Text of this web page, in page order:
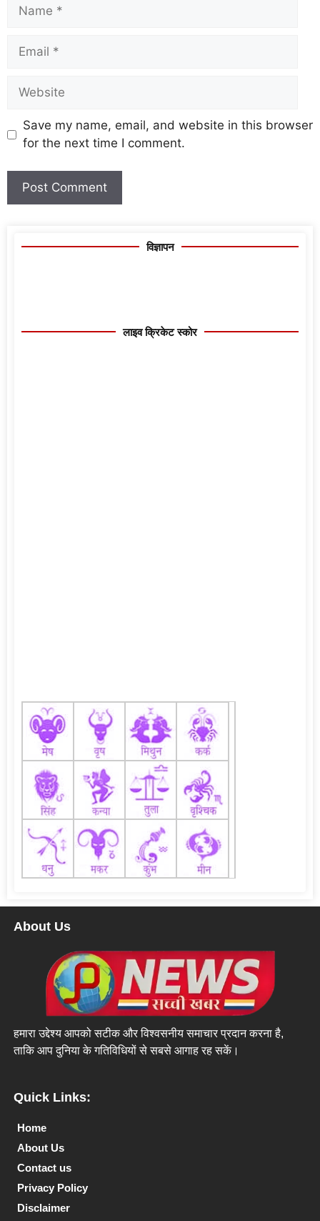
Save my name, email, and website in this browser
for the next time I comment.
विज्ञापन
लाइव क्रिकेट स्कोर
About Us
हमारा उद्देश्य आपको सटीक और विश्वसनीय समाचार प्रदान करना है,
ताकि आप दुनिया के गतिविधियों से सबसे आगाह रह सकें।
Quick Links:
Home
About Us
Contact us
Privacy Policy
Disclaimer